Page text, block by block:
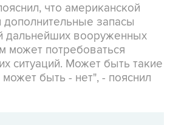
что американской
дополнительные запасы
дальнейших вооруженных
может потребоваться
ситуаций. Может быть такие
может быть - нет", - пояснил